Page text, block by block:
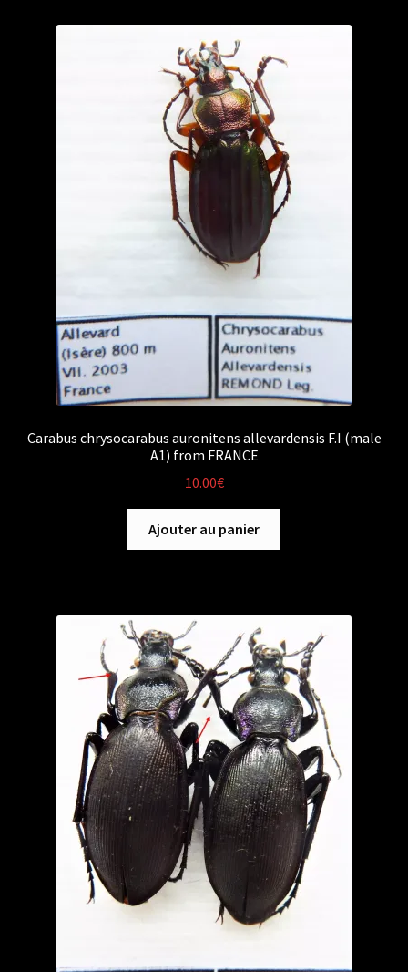
Carabus chrysocarabus auronitens allevardensis F.I (male
A1) from FRANCE
10.00€
Ajouter au panier